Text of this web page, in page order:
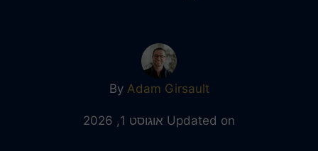
ByAdam Girsault
Updated on אוגוסט 1, 2026